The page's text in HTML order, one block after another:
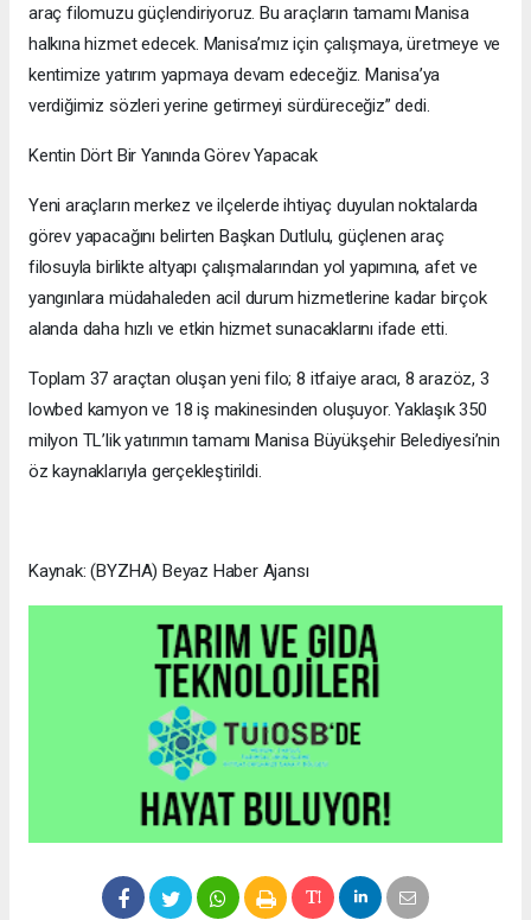
araç filomuzu güçlendiriyoruz. Bu araçların tamamı Manisa
halkına hizmet edecek. Manisa’mız için çalışmaya, üretmeye ve
kentimize yatırım yapmaya devam edeceğiz. Manisa’ya
verdiğimiz sözleri yerine getirmeyi sürdüreceğiz” dedi.
Kentin Dört Bir Yanında Görev Yapacak
Yeni araçların merkez ve ilçelerde ihtiyaç duyulan noktalarda
görev yapacağını belirten Başkan Dutlulu, güçlenen araç
filosuyla birlikte altyapı çalışmalarından yol yapımına, afet ve
yangınlara müdahaleden acil durum hizmetlerine kadar birçok
alanda daha hızlı ve etkin hizmet sunacaklarını ifade etti.
Toplam 37 araçtan oluşan yeni filo; 8 itfaiye aracı, 8 arazöz, 3
lowbed kamyon ve 18 iş makinesinden oluşuyor. Yaklaşık 350
milyon TL’lik yatırımın tamamı Manisa Büyükşehir Belediyesi’nin
öz kaynaklarıyla gerçekleştirildi.
Kaynak: (BYZHA) Beyaz Haber Ajansı